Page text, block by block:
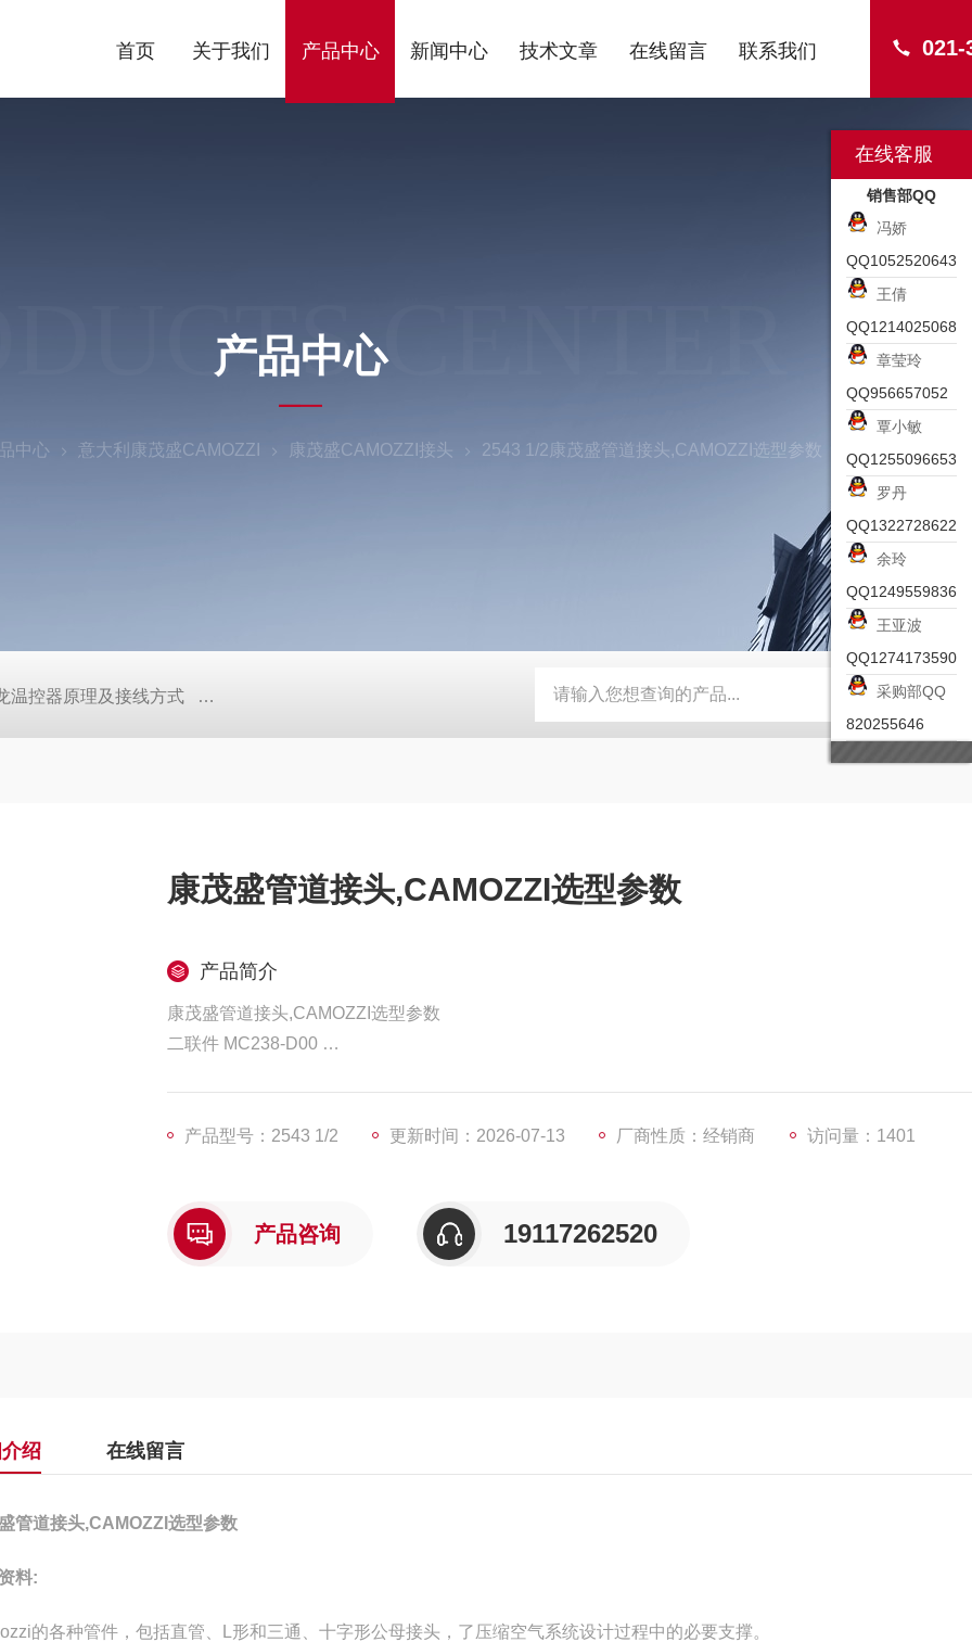
021-
首页 关于我们 产品中心 新闻中心 技术文章 在线留言 联系我们
CENTER
产品中心
中心 意大利康茂盛CAMOZZI 康茂盛CAMOZZI接头 2543 1/2康茂盛管道接头,CAMOZZI选型参数
温控器原理及接线方式 日本SMC真空压力开关的中文资料ZK2-ZSEA-A *皮尔兹PILZ安全激光扫描仪 RZMO-TER-
康茂盛管道接头,CAMOZZI选型参数
产品简介
康茂盛管道接头,CAMOZZI选型参数
二联件 MC238-D00
繒峯甹躯準索压阀 M008-R00
产品型号：2543 1/2 更新时间：2026-07-13 厂商性质：经销商 访问量：1401
产品咨询 19117262520
绍 在线留言
管道接头,CAMOZZI选型参数
料:
的各种管件，包括直管、L形和三通、十字形公母接头，了压缩空气系统设计过程中的必要支撑。
在线客服
销售部QQ
冯娇
QQ1052520643
王倩
QQ1214025068
章莹玲
QQ956657052
覃小敏
QQ1255096653
罗丹
QQ1322728622
余玲
QQ1249559836
王亚波
QQ1274173590
采购部QQ
820255646